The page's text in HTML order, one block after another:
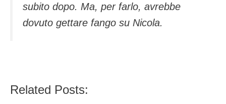
subito dopo. Ma, per farlo, avrebbe
dovuto gettare fango su Nicola.
Related Posts: